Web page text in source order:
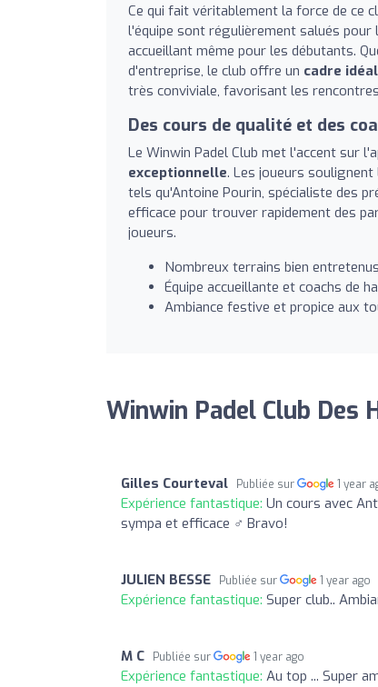
Ce qui fait véritablement la force de ce
l'équipe sont régulièrement salués
accueillant même pour les débutants.
d'entreprise, le club offre un cadre
très conviviale, favorisant les
Des cours de qualité et des
Le Winwin Padel Club met l'accent sur
exceptionnelle. Les joueurs
tels qu'Antoine Pourin, spécialiste des
efficace pour trouver rapidement des
joueurs.
Nombreux terrains bien
Équipe accueillante et coachs de
Ambiance festive et propice aux
Winwin Padel Club Des
Gilles Courteval Publiée sur 1 year
Expérience fantastique: Un cours avec
sympa et efficace ‍♂️ Bravo!
JULIEN BESSE Publiée sur 1 year ago
Expérience fantastique: Super club..
M C Publiée sur 1 year ago
Expérience fantastique: Au top ... Super